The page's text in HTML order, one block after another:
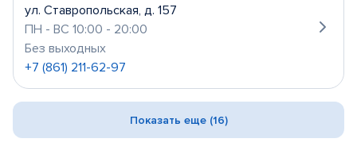
ул. Ставропольская, д. 157
ПН - ВС 10:00 - 20:00
Без выходных
+7 (861) 211-62-97
Показать еще (16)